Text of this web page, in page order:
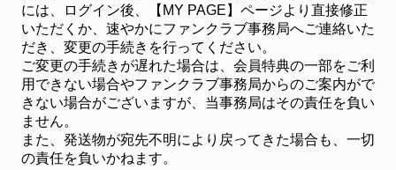
には、ログイン後、【MY PAGE】ページより直接修正
いただくか、速やかにファンクラブ事務局へご連絡いた
だき、変更の手続きを行ってください。
ご変更の手続きが遅れた場合は、会員特典の一部をご利
用できない場合やファンクラブ事務局からのご案内がで
きない場合がございますが、当事務局はその責任を負い
ません。
また、発送物が宛先不明により戻ってきた場合も、一切
の責任を負いかねます。